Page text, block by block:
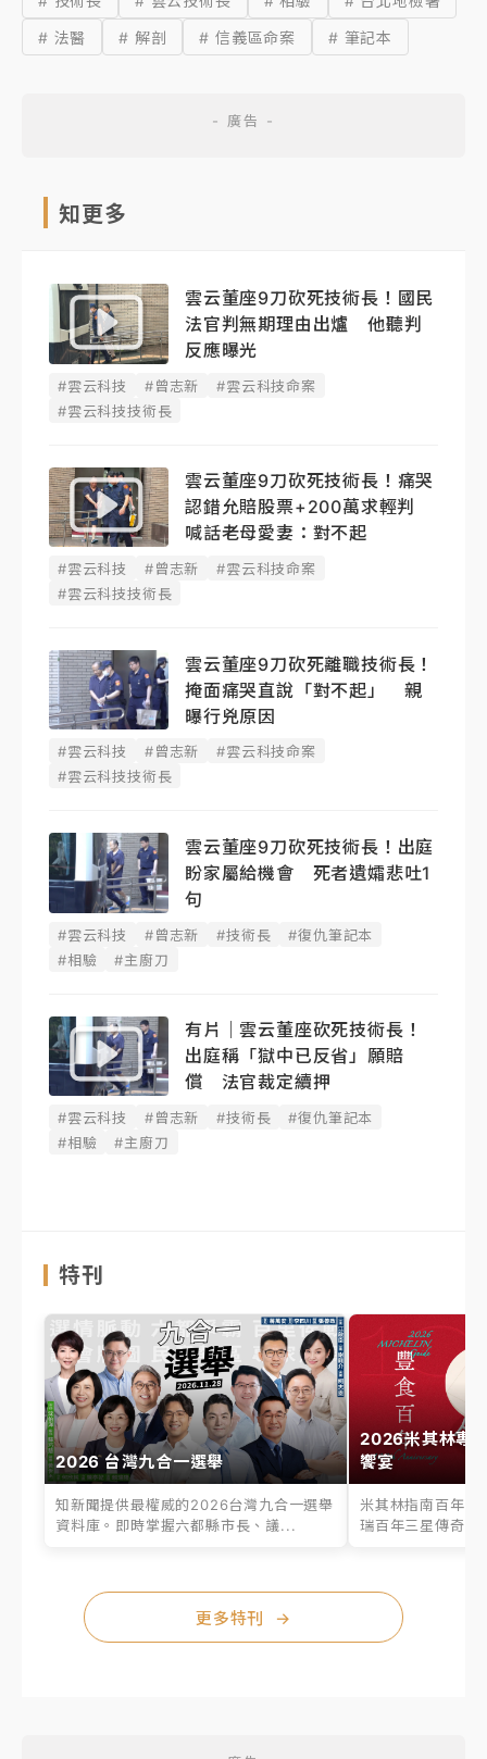
# 法醫
# 解剖 # 信義區命案 # 筆記本
知更多
雲云董座9刀砍死技術長！國民
法官判無期理由出爐 他聽判
反應曝光
#雲云科技 #曾志新
#雲云科技命案
#雲云科技技術長
雲云董座9刀砍死技術長！痛哭
認錯允賠股票+200萬求輕判
喊話老母愛妻：對不起
#雲云科技 #曾志新
#雲云科技命案
#雲云科技技術長
雲云董座9刀砍死離職技術長！
掩面痛哭直說「對不起」 親
曝行兇原因
#雲云科技 #曾志新
#雲云科技命案
#雲云科技技術長
雲云董座9刀砍死技術長！出庭
盼家屬給機會 死者遺孀悲吐1
句
#雲云科技 #曾志新 #技術長
#復仇筆記本
#相驗
#主廚刀
有片｜雲云董座砍死技術長！
出庭稱「獄中已反省」願賠
償 法官裁定續押
#雲云科技 #曾志新 #技術長
#復仇筆記本
#相驗
#主廚刀
特刊
2026 台灣九合一選舉
知新聞提供最權威的2026台灣九合一選舉
資料庫。即時掌握六都縣市長、議...
2026米其林專
饗宴
米其林指南百年之
瑞百年三星傳奇、
更多特刊 →